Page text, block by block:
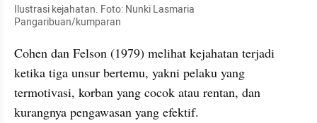
Ilustrasi kejahatan. Foto: Nunki Lasmaria
Pangaribuan/kumparan
Cohen dan Felson (1979) melihat kejahatan terjadi
ketika tiga unsur bertemu, yakni pelaku yang
termotivasi, korban yang cocok atau rentan, dan
kurangnya pengawasan yang efektif.